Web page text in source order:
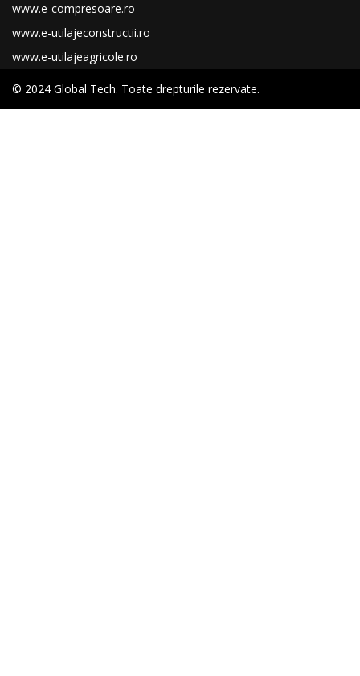
www.e-compresoare.ro
www.e-utilajeconstructii.ro
www.e-utilajeagricole.ro
© 2024 Global Tech. Toate drepturile rezervate.